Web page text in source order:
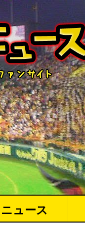
ニュース